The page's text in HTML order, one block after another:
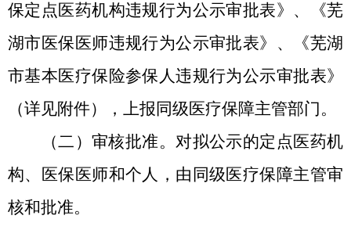
保定点医药机构违规行为公示审批表》、《芜
湖市医保医师违规行为公示审批表》、《芜湖
市基本医疗保险参保人违规行为公示审批表》
（详见附件），上报同级医疗保障主管部门。
（二）审核批准。对拟公示的定点医药机
构、医保医师和个人，由同级医疗保障主管审
核和批准。